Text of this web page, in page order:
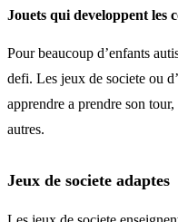
Jouets qui developpent les
Pour beaucoup d’enfants
defi. Les jeux de societe ou
apprendre a prendre son
autres.
Jeux de societe adaptes